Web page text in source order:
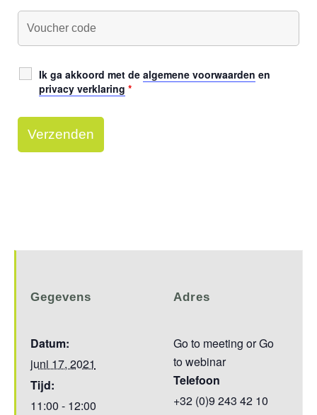
Ik ga akkoord met de algemene voorwaarden en
privacy verklaring *
Gegevens
Datum:
juni 17, 2021
Tijd:
11:00 - 12:00
Adres
Go to meeting or Go
to webinar
Telefoon
+32 (0)9 243 42 10